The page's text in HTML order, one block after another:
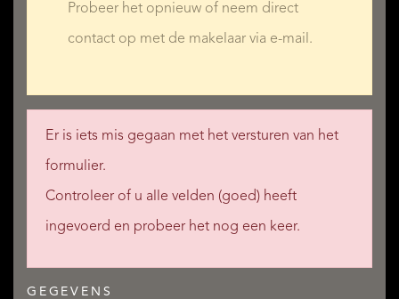
Probeer het opnieuw of neem direct
contact op met de makelaar via e-mail.
Er is iets mis gegaan met het versturen van het
formulier.
Controleer of u alle velden (goed) heeft
ingevoerd en probeer het nog een keer.
GEGEVENS